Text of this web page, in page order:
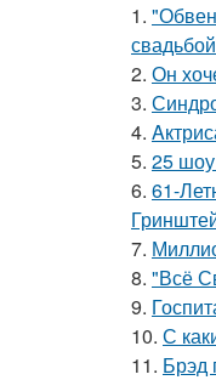
1.
2. Он
3.
4.
5. 25
6. 61-
7.
8. "Всё
9.
10. С
11. Брэд